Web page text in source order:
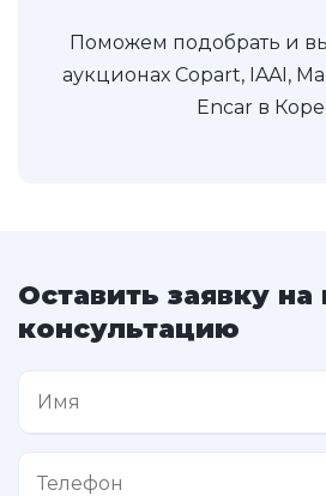
Поможем подобрать и
аукционах Copart, IAAI,
Encar в
Оставить заявку
консультацию